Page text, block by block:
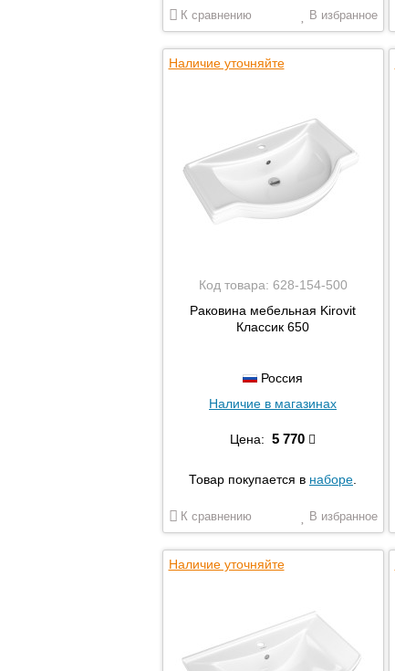
К сравнению В избранное
Наличие уточняйте
Код товара: 628-154-500
Раковина мебельная Kirovit
Классик 650
Россия
Наличие в магазинах
Цена: 5 770
Товар покупается в наборе
К сравнению В избранное
Наличие уточняйте